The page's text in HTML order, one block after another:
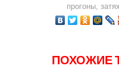
прогоны,
ПОХОЖИЕ